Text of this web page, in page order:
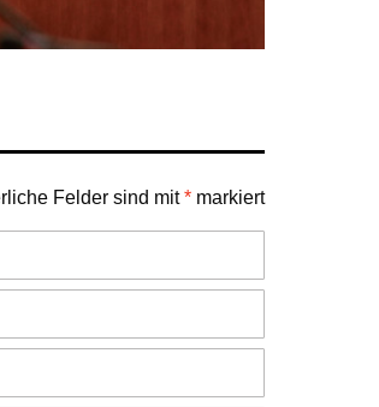
Felder sind mit* markiert